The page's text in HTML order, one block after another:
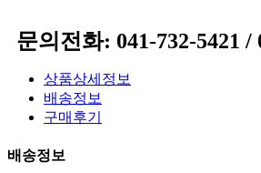
문의전화: 041-732-5421 /
상품상세정보
배송정보
구매후기
배송정보